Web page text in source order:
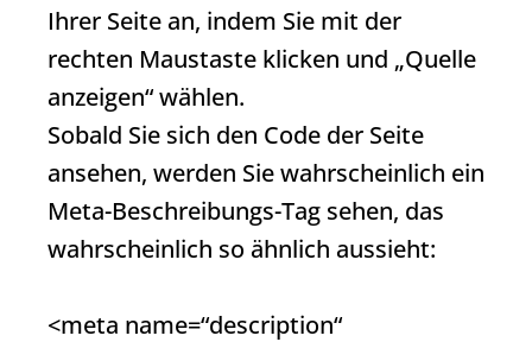
Ihrer Seite an, indem Sie mit der
rechten Maustaste klicken und „Quelle
anzeigen“ wählen.
Sobald Sie sich den Code der Seite
ansehen, werden Sie wahrscheinlich ein
Meta-Beschreibungs-Tag sehen, das
wahrscheinlich so ähnlich aussieht:
<meta name=“description“